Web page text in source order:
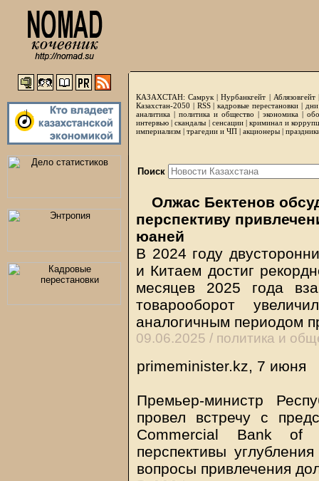
КАЗАХСТАН: Самрук |Нурбанкгейт | Аблязовгейт
Казахстан-2050 | RSS|кадровые перестановки|
аналитика | политика и общество | экономика |
интервью |скандалы | сенсации|криминал и
империализм | трагедии и ЧП | акционеры |
Поиск
Олжас Бектенов
перспективу
юаней
В 2024 году
и Китаем достиг
месяцев 2025 года
товарооборот
аналогичным периодом
09.06.2025 / политика и
primeminister.kz, 7 июня
Премьер-министр
провел встречу с
Commercial Bank
перспективы
вопросы привлечения